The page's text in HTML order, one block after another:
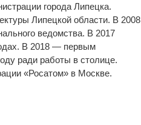
города Липецка.
Липецкой области. В 2008
ведомства. В 2017
В 2018 — первым
ради работы в столице.
«Росатом» в Москве.